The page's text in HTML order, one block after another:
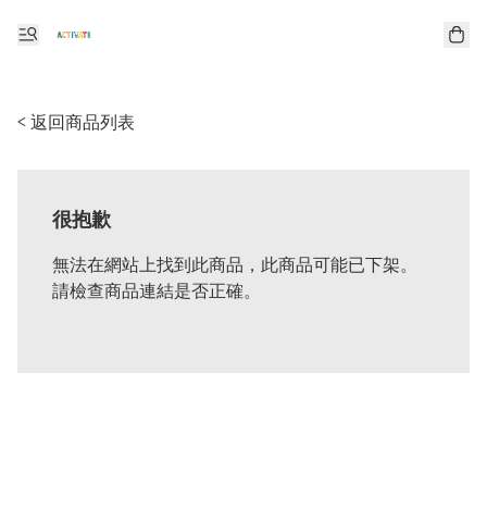
< 返回商品列表
很抱歉
無法在網站上找到此商品，此商品可能已下架。
請檢查商品連結是否正確。